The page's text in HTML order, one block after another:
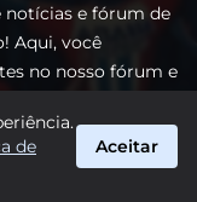
notícias e fórum de
Aqui, você
no nosso fórum e
vibrante da
de
Aceitar